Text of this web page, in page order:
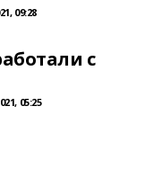
09:28
с
05:25